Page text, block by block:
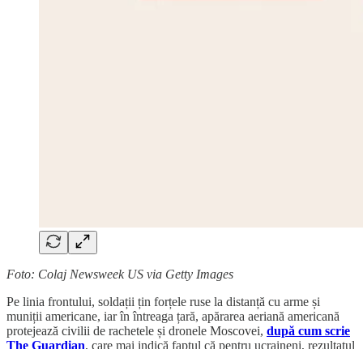
Foto: Colaj Newsweek US via Getty Images
Pe linia frontului, soldații țin forțele ruse la distanță cu arme și
muniții americane, iar în întreaga țară, apărarea aeriană americană
protejează civilii de rachetele și dronele Moscovei, după cum scrie
The Guardian, care mai indică faptul că pentru ucraineni, rezultatul